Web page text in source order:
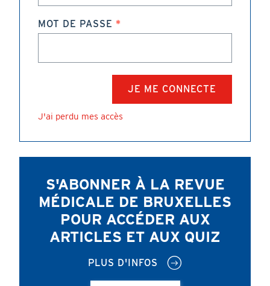
MOT DE PASSE
J'ai perdu mes accès
S'ABONNER À LA REVUE
MÉDICALE DE BRUXELLES
POUR ACCÉDER AUX
ARTICLES ET AUX QUIZ
PLUS D'INFOS